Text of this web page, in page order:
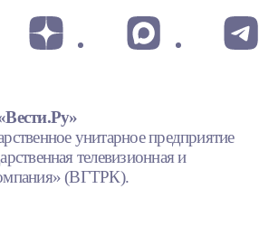
унитарное предприятие
телевизионная и
(ВГТРК).